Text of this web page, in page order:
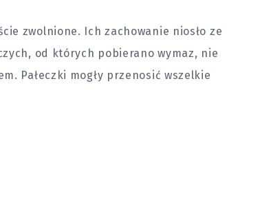
zwolnione. Ich zachowanie niosło ze
od których pobierano wymaz, nie
Pałeczki mogły przenosić wszelkie